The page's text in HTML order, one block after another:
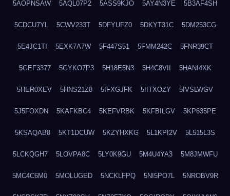
5AOPNSAW 5AQL07P2 5ASS9KJO 5AY4N3YE 5B3AF4SH
5CDCU7YL 5CWV233T 5DFYUFZ0 5DKYT31C 5DM253CG
5E4JC1TI 5EXK7A7W 5F447S51 5FMM242C 5FNR39CT
5GEF3377 5GYKO7P3 5H18E5N3 5H4C8VII 5HANI4XK
5HER0XEV 5HNS21Z8 5IFXGJFK 5IITXOZY 5IVSLWGV
5J5FOXDN 5KAFKBC4 5KEFVRBK 5KFBILGV 5KP635PE
5KSAQAB8 5KT1DCUW 5KZYHXKG 5L1KPI2V 5L515L3S
5LCKQGH7 5LOVPA8C 5LY0K9GU 5M4U4YA3 5M8JMWFU
5MC4C6M0 5MOLUGED 5NCKLFPQ 5NI5PO7L 5NROBV9R